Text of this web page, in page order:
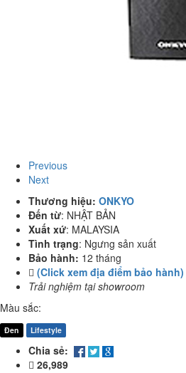
Previous
Next
Thương hiệu: ONKYO
Đến từ: NHẬT BẢN
Xuất xứ: MALAYSIA
Tình trạng: Ngưng sản xuất
Bảo hành: 12 tháng
(Click xem địa điểm bảo hành)
Trải nghiệm tại showroom
Màu sắc:
Đen Lifestyle
Chia sẻ:
26,989